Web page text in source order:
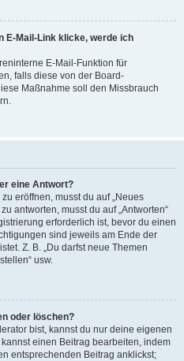
E-Mail-Link klicke, werde ich
E-Mail-Funktion für
falls diese von der Board-
Maßnahme soll den Missbrauch
eine Antwort?
eröffnen, musst du auf „Neues
antworten, musst du auf „Antworten“
erforderlich ist, bevor du einen
sind jeweils am Ende der
Z. B. „Du darfst neue Themen
usw.
oder löschen?
bist, kannst du nur deine eigenen
einen Beitrag bearbeiten, indem
entsprechenden Beitrag anklickst;